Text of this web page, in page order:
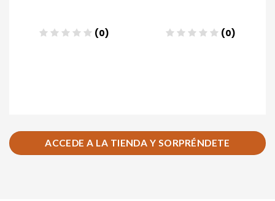
ACCEDE A LA TIENDA Y SORPRÉNDETE